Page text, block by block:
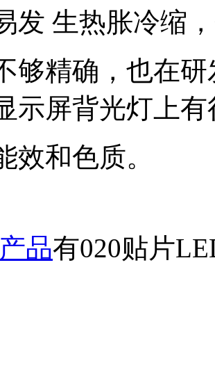
发 生热胀冷缩
够精确，也在
示屏背光灯上
效和色质。
品有020贴片